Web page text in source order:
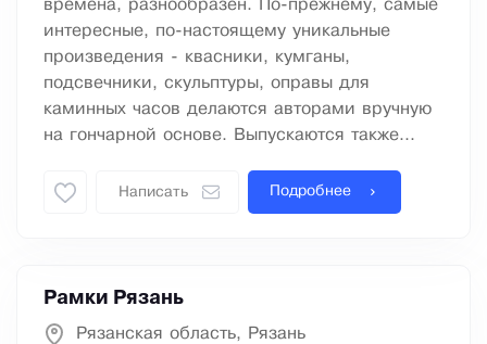
времена, разнообразен. По-прежнему, самые
интересные, по-настоящему уникальные
произведения - квасники, кумганы,
подсвечники, скульптуры, оправы для
каминных часов делаются авторами вручную
на гончарной основе. Выпускаются также...
Написать Подробнее
Рамки Рязань
Рязанская область, Рязань